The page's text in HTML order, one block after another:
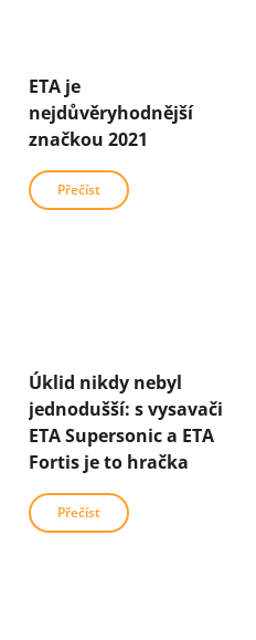
ETA je
nejdůvěryhodnější
značkou 2021
Přečíst
Úklid nikdy nebyl
jednodušší: s vysavači
ETA Supersonic a ETA
Fortis je to hračka
Přečíst